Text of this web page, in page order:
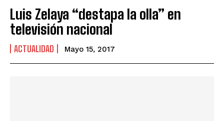
Luis Zelaya “destapa la olla” en
televisión nacional
ACTUALIDAD Mayo 15, 2017